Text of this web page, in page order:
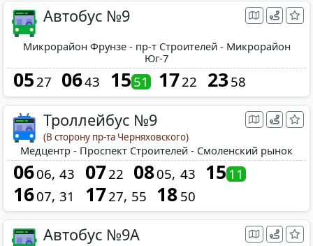
Автобус №9
Микрорайон Фрунзе - пр-т Строителей - Микрорайон
Юг-7
05 27 0643 1551 1722 2358
Троллейбус №9
(В сторону пр-та Черняховского)
Медцентр - Проспект Строителей - Смоленский рынок
0606 43 0722 0805 43 1511
1607 31 1727 55 18 50
Автобус №9А